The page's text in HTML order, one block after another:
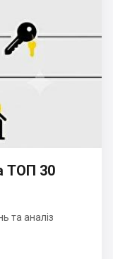
ТОП 30
та аналіз